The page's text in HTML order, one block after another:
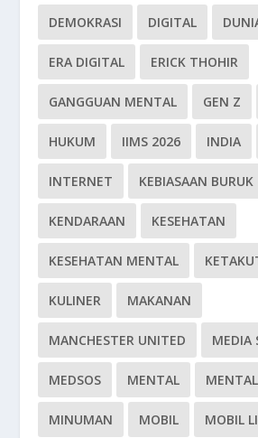
DEMOKRASI DIGITAL
ERA DIGITAL ERICK THOHIR
GANGGUAN MENTAL GEN Z
HUKUM IIMS 2026 INDIA
INTERNET KEBIASAAN BURUK
KENDARAAN KESEHATAN
KESEHATAN MENTAL
KULINER MAKANAN
MANCHESTER UNITED MEDIA
MEDSOS MENTAL
MINUMAN MOBIL MOBIL